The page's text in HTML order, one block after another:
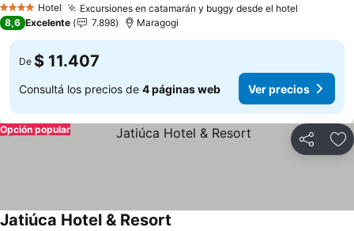
4 EstrellasHotel Excursiones en catamarán y buggy desde el hotel
8,6 Excelente 7.898 Maragogi
De $ 11.407
Consultá los precios de 4 páginas web Ver precios
Compartir
Opción popular
Jatiúca Hotel & Resort